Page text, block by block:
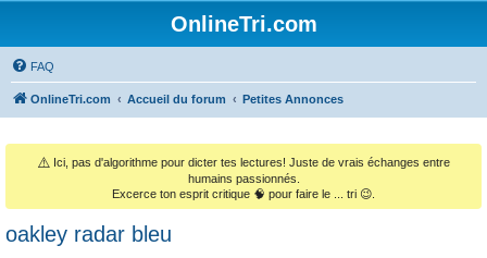
OnlineTri.com
FAQ
OnlineTri.com Accueil du forum Petites Annonces
⚠️ Ici, pas d'algorithme pour dicter tes lectures! Juste de vrais échanges entre
humains passionnés.
Excerce ton esprit critique 🧠 pour faire le ... tri 😉.
oakley radar bleu